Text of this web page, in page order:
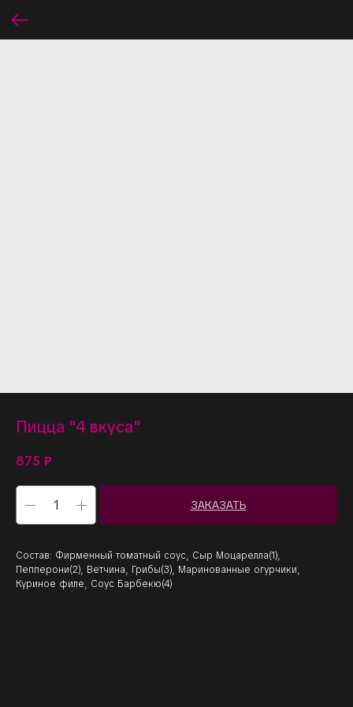
Пицца "4 вкуса"
875 ₽
ЗАКАЗАТЬ
Состав: Фирменный томатный соус, Сыр Моцарелла(1),
Пепперони(2), Ветчина, Грибы(3), Маринованные огурчики,
Куриное филе, Соус Барбекю(4)